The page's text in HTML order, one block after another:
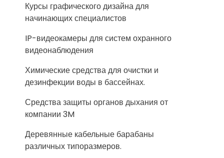
Курсы графического дизайна для
начинающих специалистов
IP-видеокамеры для систем охранного
видеонаблюдения
Химические средства для очистки и
дезинфекции воды в бассейнах.
Средства защиты органов дыхания от
компании 3M
Деревянные кабельные барабаны
различных типоразмеров.